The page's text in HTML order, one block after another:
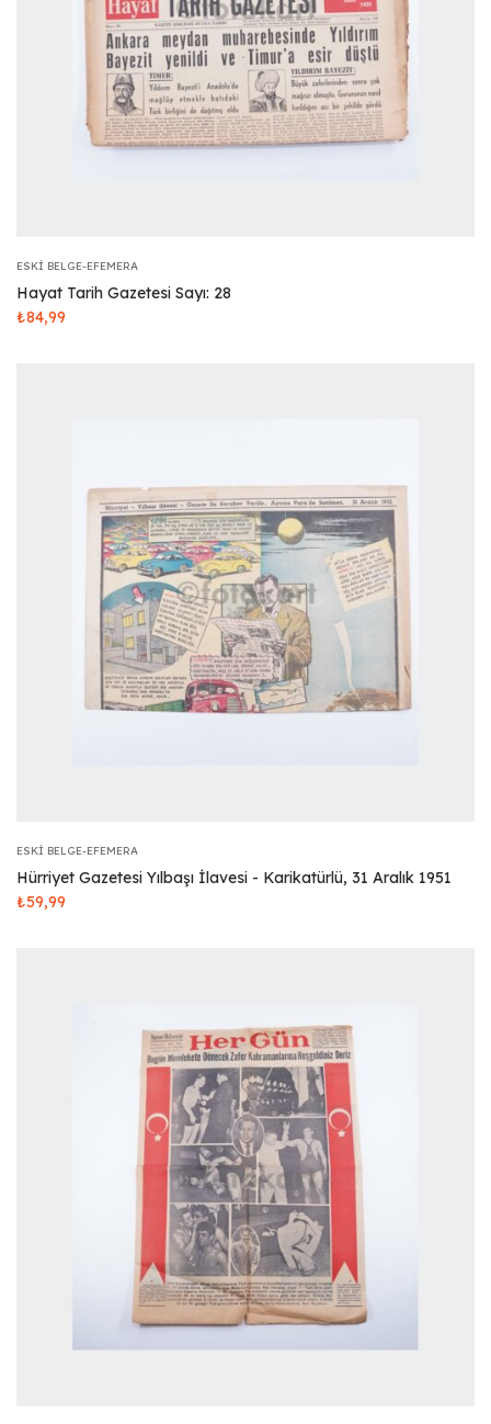
ESKI BELGE-EFEMERA
Hayat Tarih Gazetesi Sayı: 28
₺84,99
ESKI BELGE-EFEMERA
Hürriyet Gazetesi Yılbaşı İlavesi - Karikatürlü, 31 Aralık 1951
₺59,99